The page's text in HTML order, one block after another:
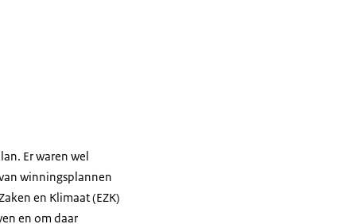
Er waren wel
winningsplannen
en Klimaat (EZK)
en om daar